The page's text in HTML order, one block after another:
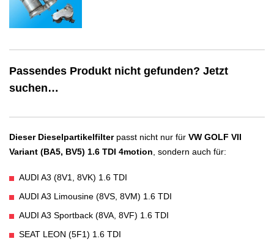
Passendes Produkt nicht gefunden? Jetzt
suchen…
Dieser Dieselpartikelfilterpasst nicht nur für VW GOLF VII
Variant (BA5, BV5) 1.6 TDI 4motion, sondern auch für:
AUDI A3 (8V1, 8VK) 1.6 TDI
AUDI A3 Limousine (8VS, 8VM) 1.6 TDI
AUDI A3 Sportback (8VA, 8VF) 1.6 TDI
SEAT LEON (5F1) 1.6 TDI